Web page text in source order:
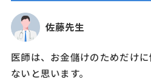
佐藤先生
医師は、お金儲けのためだけ
ないと思います。